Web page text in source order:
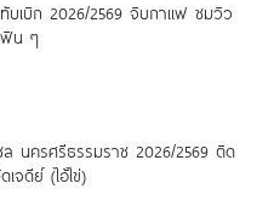
บเบิก 2026/2569 จิบกาแฟ ชมวิว
ฟิน ๆ
นครศรีธรรมราช 2026/2569 ติด
เจดีย์ (ไอ้ไข่)